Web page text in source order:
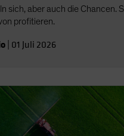
sich, aber auch die Chancen.
profitieren.
01 Juli 2026